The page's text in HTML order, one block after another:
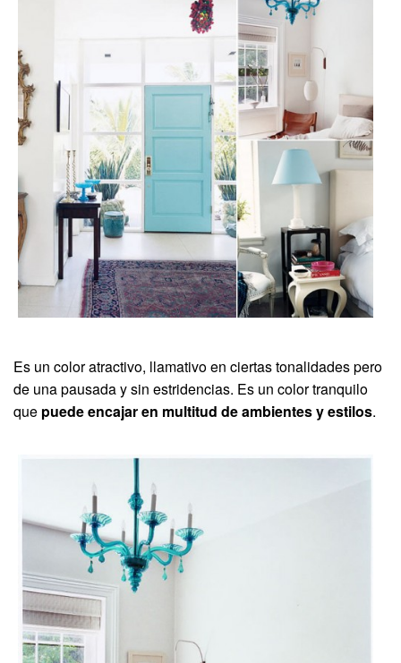
Es un color atractivo, llamativo en ciertas tonalidades pero
de una pausada y sin estridencias. Es un color tranquilo
que puede encajar en multitud de ambientes y estilos.